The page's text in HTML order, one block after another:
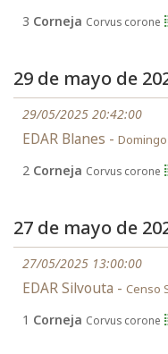
3 Corneja Corvus corone
29 de mayo de
29/05/2025 20:42:00
EDAR Blanes -
2 Corneja Corvus corone
27 de mayo de
27/05/2025 13:00:00
EDAR Silvouta - Censo
1 Corneja Corvus corone